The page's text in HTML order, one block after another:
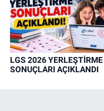
LGS 2026 YERLEŞTİRME
SONUÇLARI AÇIKLANDI